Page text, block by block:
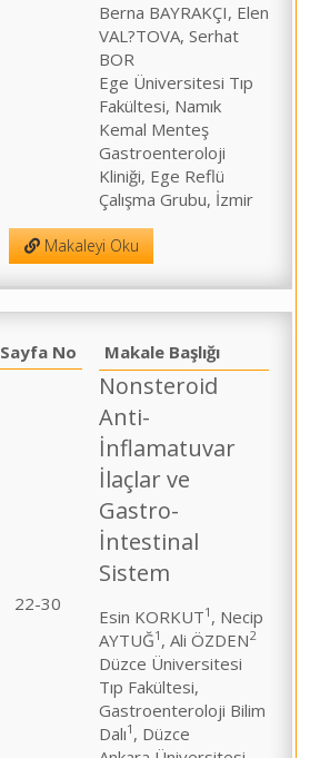
Berna BAYRAKÇI, Elen
VAL?TOVA, Serhat
BOR
Ege Üniversitesi Tıp
Fakültesi, Namık
Kemal Menteş
Gastroenteroloji
Kliniği, Ege Reflü
Çalışma Grubu, İzmir
Makaleyi Oku
Sayfa No Makale Başlığı
22-30
Nonsteroid
Anti-
İnflamatuvar
İlaçlar ve
Gastro-
İntestinal
Sistem
Esin KORKUT1 , Necip
AYTUĞ1 , Ali ÖZDEN2
Düzce Üniversitesi
Tıp Fakültesi,
Gastroenteroloji Bilim
Dalı1 , Düzce